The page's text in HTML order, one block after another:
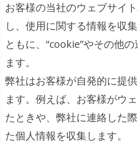
お客様の当社のウェブサイ
し、使用に関する情報を収
ともに、“cookie”やその他
ます。
弊社はお客様が自発的に提
ます。例えば、お客様がウ
たときや、弊社に連絡した
た個人情報を収集します。